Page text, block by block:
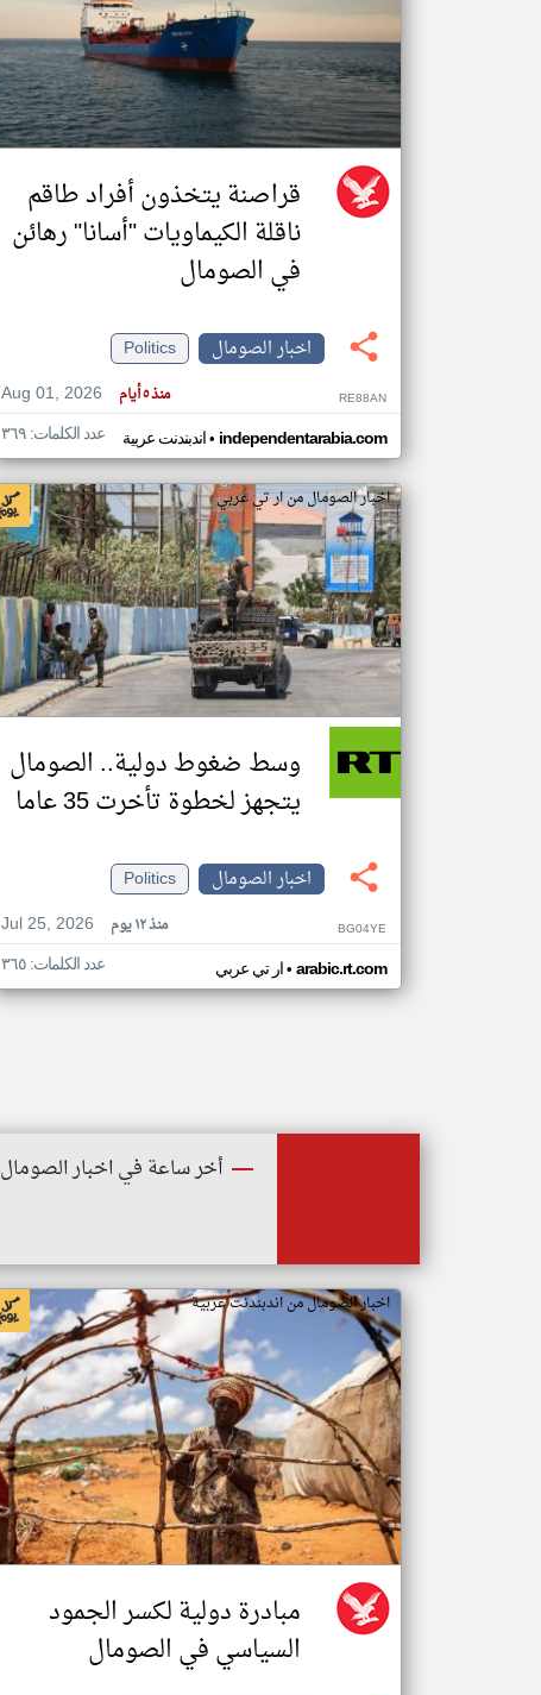
قراصنة يتخذون أفراد طاقم
ناقلة الكيماويات "أسانا" رهائن
في الصومال
اخبار الصومال
Politics
Aug 01, 2026
منذ ٥ أيام RE88AN
اندبندنت عربية• independentarabia.com عدد الكلمات: ٣٦٩
اخبار الصومال من ار تي عربي
وسط ضغوط دولية.. الصومال
يتجهز لخطوة تأخرت 35 عاما
اخبار الصومال
Politics
Jul 25, 2026
منذ ١٢ يوم BG04YE
ار تي عربي• arabic.rt.com عدد الكلمات: ٣٦٥
أخر ساعة في اخبار الصومال
اخبار الصومال من اندبندنت عربية
مبادرة دولية لكسر الجمود
السياسي في الصومال